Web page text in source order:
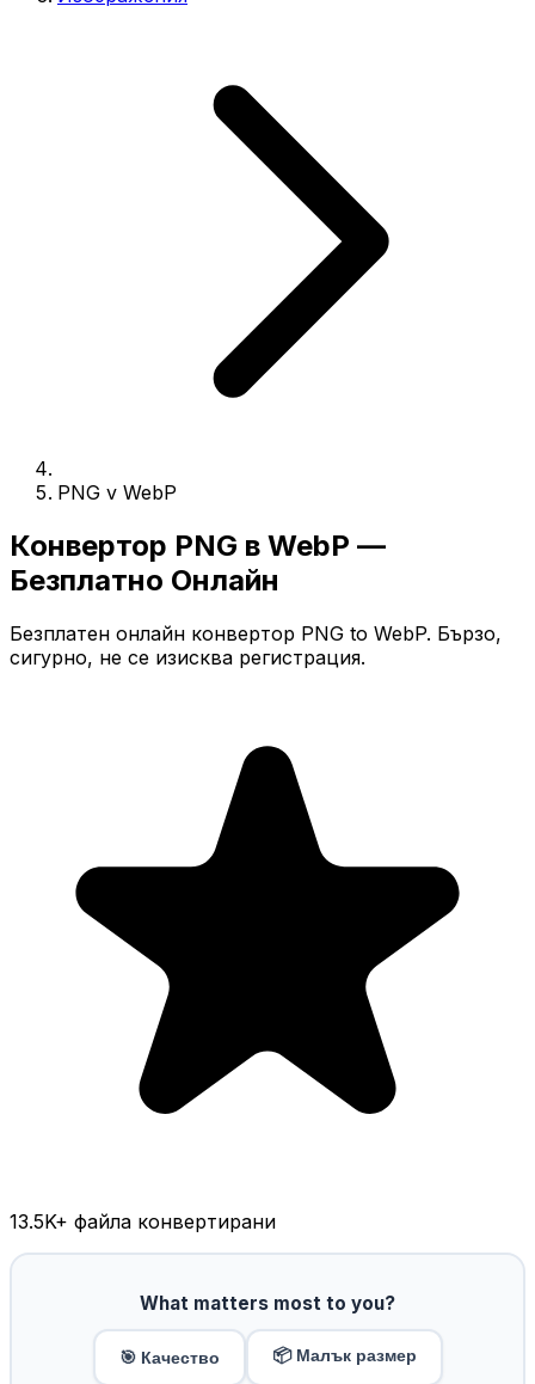
PNG v WebP
Конвертор PNG в WebP —
Безплатно Онлайн
Безплатен онлайн конвертор PNG to WebP. Бързо,
сигурно, не се изисква регистрация.
13.5K+ файла конвертирани
What matters most to you?
🎯 Качество 📦 Малък размер